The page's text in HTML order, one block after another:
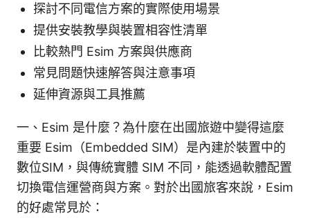
探討不同電信方案的實際使用場景
提供安裝教學與裝置相容性清單
比較熱門 Esim 方案與供應商
常見問題快速解答與注意事項
延伸資源與工具推薦
一、Esim 是什麼？為什麼在出國旅遊中變得這麼
重要 Esim（Embedded SIM）是內建於裝置中的
數位SIM，與傳統實體 SIM 不同，能透過軟體配置
切換電信運營商與方案。對於出國旅客來說，Esim
的好處常見於：